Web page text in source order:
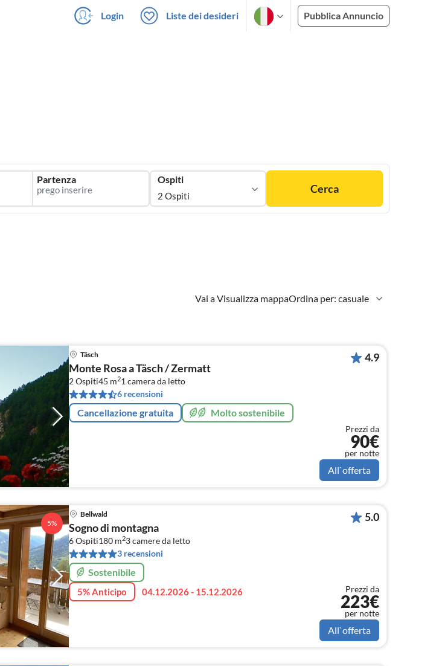
Login Liste dei desideri Pubblica Annuncio
Partenza Ospiti
2 Ospiti
Cerca
Vai a Visualizza mappaOrdina per: casuale
Täsch
Monte Rosa a Täsch / Zermatt
2 Ospiti45 m21 camera da letto
6 recensioni
Cancellazione gratuita Molto sostenibile
4.9
Prezzi da
90€
per notte
All`offerta
5%
Bellwald
Sogno di montagna
6 Ospiti180 m23camere da letto
3 recensioni
Sostenibile
5% Anticipo 04.12.2026 - 15.12.2026
5.0
Prezzi da
223€
per notte
All`offerta